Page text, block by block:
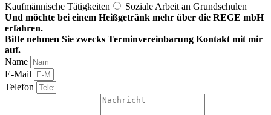
Kaufmännische Tätigkeiten
Soziale Arbeit an Grundschulen
Und möchte bei einem Heißgetränk mehr über die REGE mbH
erfahren.
Bitte nehmen Sie zwecks Terminvereinbarung Kontakt mit mir
auf.
Name
E-Mail
Telefon